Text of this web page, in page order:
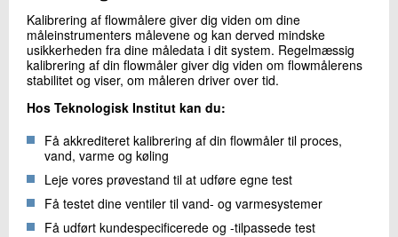
Kalibrering af flowmålere giver dig viden om dine
måleinstrumenters målevene og kan derved mindske
usikkerheden fra dine måledata i dit system. Regelmæssig
kalibrering af din flowmåler giver dig viden om flowmålerens
stabilitet og viser, om måleren driver over tid.
Hos Teknologisk Institut kan du:
Få akkrediteret kalibrering af din flowmåler til proces,
vand, varme og køling
Leje vores prøvestand til at udføre egne test
Få testet dine ventiler til vand- og varmesystemer
Få udført kundespecificerede og -tilpassede test